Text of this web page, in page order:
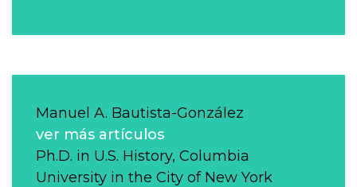
Manuel A. Bautista-González
ver más artículos
Ph.D. in U.S. History, Columbia
University in the City of New York